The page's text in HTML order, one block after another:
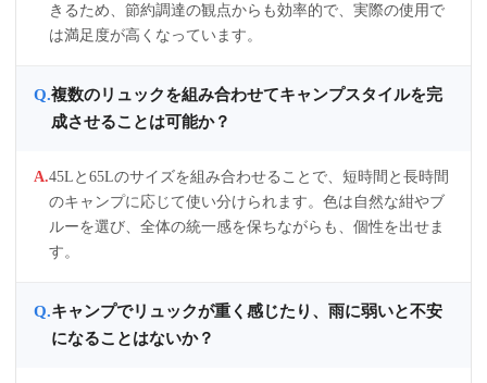
きるため、節約調達の観点からも効率的で、実際の使用で
は満足度が高くなっています。
複数のリュックを組み合わせてキャンプスタイルを完
成させることは可能か？
45Lと65Lのサイズを組み合わせることで、短時間と長時間
のキャンプに応じて使い分けられます。色は自然な紺やブ
ルーを選び、全体の統一感を保ちながらも、個性を出せま
す。
キャンプでリュックが重く感じたり、雨に弱いと不安
になることはないか？